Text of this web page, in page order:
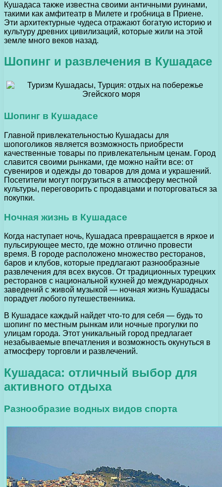
Кушадаса также известна своими античными руинами,
такими как амфитеатр в Милете и гробница в Приене.
Эти архитектурные чудеса отражают богатую историю и
культуру древних цивилизаций, которые жили на этой
земле много веков назад.
Шопинг и развлечения в Кушадасе
Шопинг в Кушадасе
Главной привлекательностью Кушадасы для
шопоголиков является возможность приобрести
качественные товары по привлекательным ценам. Город
славится своими рынками, где можно найти все: от
сувениров и одежды до товаров для дома и украшений.
Посетители могут погрузиться в атмосферу местной
культуры, переговорить с продавцами и поторговаться за
покупки.
Ночная жизнь в Кушадасе
Когда наступает ночь, Кушадаса превращается в яркое и
пульсирующее место, где можно отлично провести
время. В городе расположено множество ресторанов,
баров и клубов, которые предлагают разнообразные
развлечения для всех вкусов. От традиционных турецких
ресторанов с национальной кухней до международных
заведений с живой музыкой — ночная жизнь Кушадасы
порадует любого путешественника.
В Кушадасе каждый найдет что-то для себя — будь то
шопинг по местным рынкам или ночные прогулки по
улицам города. Этот уникальный город предлагает
незабываемые впечатления и возможность окунуться в
атмосферу торговли и развлечений.
Кушадаса: отличный выбор для
активного отдыха
Разнообразие водных видов спорта